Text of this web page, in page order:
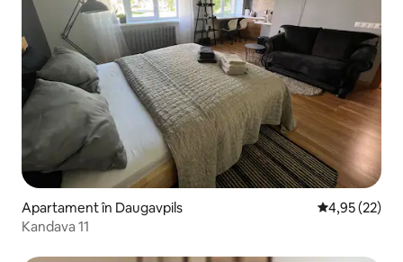
Apartament în Daugavpils Scor mediu
4,95 (22)
Kandava 11